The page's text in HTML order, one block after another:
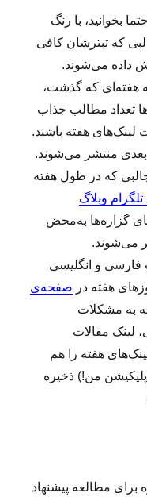
بخوانید، با رنگ
که تیترشان کافی
داده می‌شوند.
هفته‌ای که گذشت،
تعداد مطالب جذاب
هفته باشند.
بعدی منتشر می‌شوند.
که در طول هفته
تلگرام وبلاگ
گزاره‌ها به‌محض
می‌شوند.
فارسی و انگلیسی
هفته در صفحه‌ی
به مشکلات
لینک مقالات
هفته را هم
من!) ذخیره
مطالعه پیشنهاد